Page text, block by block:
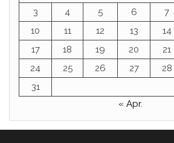
3
4 5 6 7
10
11 12 13 14
17
18 19 20 21
24
25 26 27 28
31
« Apr.